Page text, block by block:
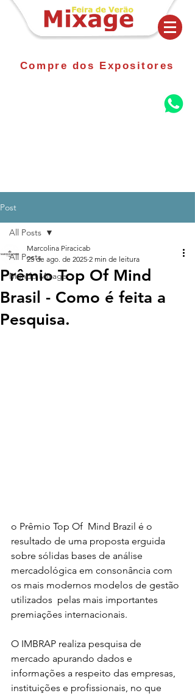
Compre dos Expositores
Post
All Posts
Mundo Mixage
All Posts
Prêmio Top Of Mind
Brasil - Como é feita a
Pesquisa.
Marcolina Piracicab
25 de ago. de 2025 2 min de leitura
o Prêmio Top Of  Mind Brazil é o
resultado de uma proposta erguida
sobre sólidas bases de análise
mercadológica em consonância com
os mais modernos modelos de gestão
utilizados  pelas mais importantes
premiações internacionais.
O IMBRAP realiza pesquisa de
mercado apurando dados e
informações a respeito das empresas,
instituições e profissionais, no que